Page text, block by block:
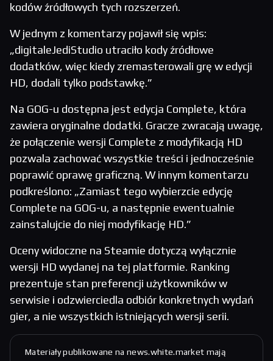
kodów źródłowych tych rozszerzeń.
W jednym z komentarzy pojawił się wpis:
„digitaleJediStudio utraciło kody źródłowe
dodatków, więc kiedy zremasterowali grę w edycji
HD, dodali tylko podstawkę.”
Na GOG-u dostępna jest edycja Complete, która
zawiera oryginalne dodatki. Gracze zwracają uwagę,
że połączenie wersji Complete z modyfikacją HD
pozwala zachować wszystkie treści i jednocześnie
poprawić oprawę graficzną. W innym komentarzu
podkreślono: „Zamiast tego wybierzcie edycję
Complete na GOG-u, a następnie ewentualnie
zainstalujcie do niej modyfikację HD.”
Oceny widoczne na Steamie dotyczą wyłącznie
wersji HD wydanej na tej platformie. Ranking
prezentuje stan preferencji użytkowników w
serwisie i odzwierciedla odbiór konkretnych wydań
gier, a nie wszystkich istniejących wersji serii.
Materiały publikowane na news.white.market mają